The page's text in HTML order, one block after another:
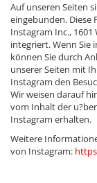
Auf unseren Seiten
eingebunden.
Instagram Inc., 1601
integriert. Wenn Sie
können Sie durch
unserer Seiten mit
Instagram den
Wir weisen darauf
vom Inhalt der
Instagram erhalten.
Weitere
von Instagram: